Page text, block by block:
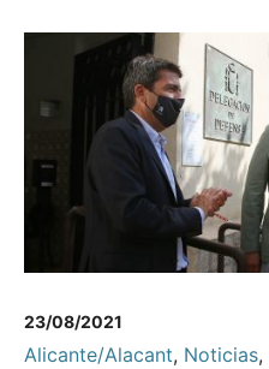
23/08/2021
Alicante/Alacant, Noticias,